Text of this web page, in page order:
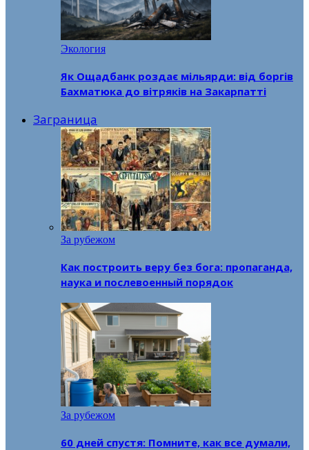
Экология
Як Ощадбанк роздає мільярди: від боргів
Бахматюка до вітряків на Закарпатті
Заграница
За рубежом
Как построить веру без бога: пропаганда,
наука и послевоенный порядок
За рубежом
60 дней спустя: Помните, как все думали,